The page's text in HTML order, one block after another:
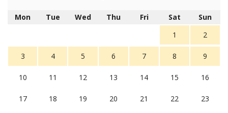
Mon Tue Wed Thu Fri Sat
Sun
1
2
3 4 5 6 7 8 9
10 11 12 13 14 15 16
17 18 19 20 21 22 23